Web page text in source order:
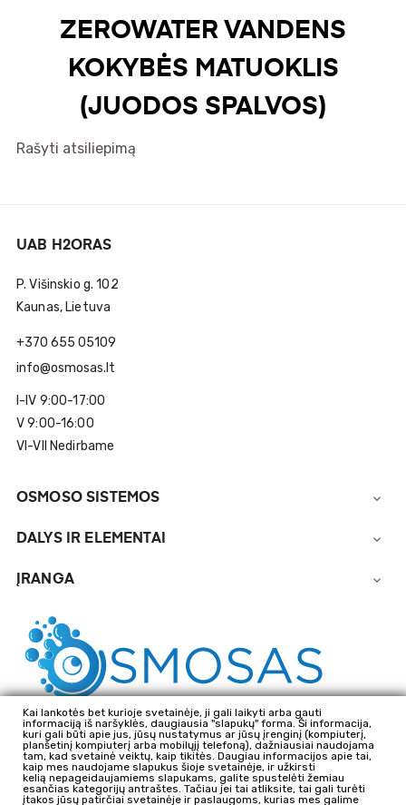
ZEROWATER VANDENS
KOKYBĖS MATUOKLIS
(JUODOS SPALVOS)
Rašyti atsiliepimą
UAB H2ORAS
P. Višinskio g. 102
Kaunas, Lietuva
+370 655 05109
info@osmosas.lt
I-IV 9:00-17:00
V 9:00-16:00
VI-VII Nedirbame
OSMOSO SISTEMOS 
DALYS IR ELEMENTAI 
ĮRANGA 
Kai lankotės bet kurioje svetainėje, ji gali laikyti arba gauti
informaciją iš naršyklės, daugiausia "slapukų" forma. Ši informacija,
kuri gali būti apie jus, jūsų nustatymus ar jūsų įrenginį (kompiuterį,
planšetinį kompiuterį arba mobilųjį telefoną), dažniausiai naudojama
tam, kad svetainė veiktų, kaip tikitės. Daugiau informacijos apie tai,
kaip mes naudojame slapukus šioje svetainėje, ir užkirsti
kelią nepageidaujamiems slapukams, galite spustelėti žemiau
esančias kategorijų antraštes. Tačiau jei tai atliksite, tai gali turėti
įtakos jūsų patirčiai svetainėje ir paslaugoms, kurias mes galime